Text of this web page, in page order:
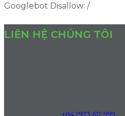
Googlebot Disallow: /
LIÊN HỆ CHÚNG TÔI
+84 2973 612 999